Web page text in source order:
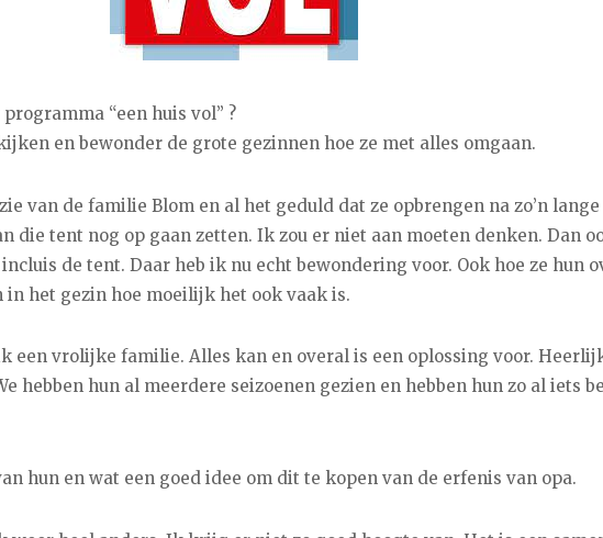
“een huis vol” ?
en bewonder de grote gezinnen hoe ze met alles omgaan.
van de familie Blom en al het geduld dat ze opbrengen na zo’n
die tent nog op gaan zetten. Ik zou er niet aan moeten denken. Dan
de tent. Daar heb ik nu echt bewondering voor. Ook hoe ze hun
het gezin hoe moeilijk het ook vaak is.
een vrolijke familie. Alles kan en overal is een oplossing voor.
hebben hun al meerdere seizoenen gezien en hebben hun zo al iets
hun en wat een goed idee om dit te kopen van de erfenis van opa.